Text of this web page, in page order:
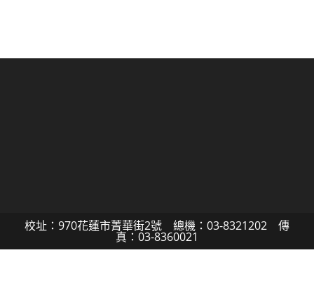
校址：970花蓮市菁華街2號 總機：03-8321202 傳
真：03-8360021